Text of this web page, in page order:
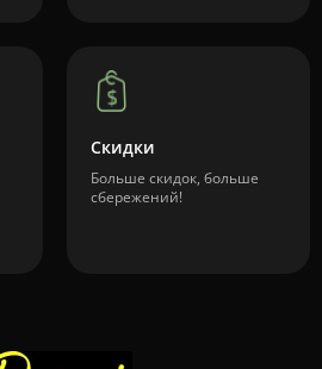
Скидки
Больше скидок, больше
сбережений!